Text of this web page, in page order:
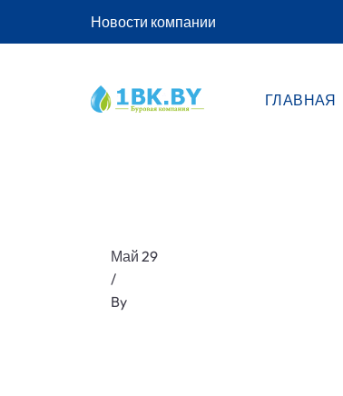
Новости компании
ГЛАВНАЯ
Май 29
/
By